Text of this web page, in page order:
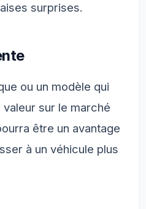
surprises.
ou un modèle qui
sur le marché
être un avantage
à un véhicule plus